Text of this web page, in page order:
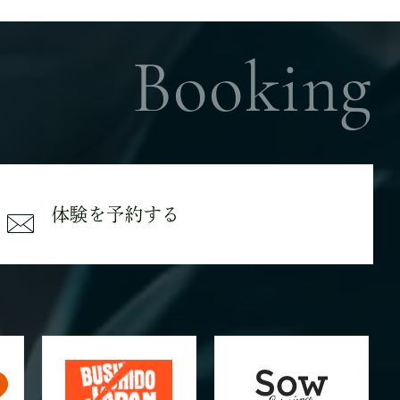
Booking
体験を予約する